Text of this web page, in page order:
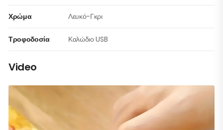
Χρώμα Λευκό-Γκρι
Τροφοδοσία Καλώδιο USB
Video